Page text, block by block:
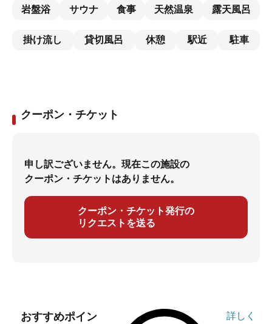
岩盤浴 サウナ 食事 天然温泉 露天風呂
掛け流し 貸切風呂 休憩 駅近 駐車
クーポン・チケット
申し訳ございません。現在この施設の
クーポン・チケットはありません。
クーポン・チケット発行の
リクエストを送る
おすすめポイン
詳しく